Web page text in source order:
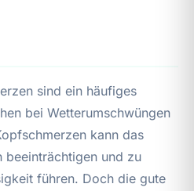
sind ein häufiges
bei Wetterumschwüngen
kann das
beeinträchtigen und zu
führen. Doch die gute